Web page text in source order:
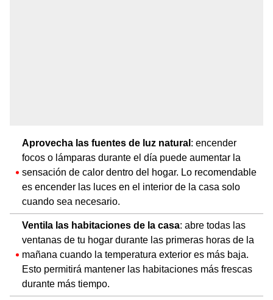
Aprovecha las fuentes de luz natural: encender
focos o lámparas durante el día puede aumentar la
sensación de calor dentro del hogar. Lo recomendable
es encender las luces en el interior de la casa solo
cuando sea necesario.
Ventila las habitaciones de la casa: abre todas las
ventanas de tu hogar durante las primeras horas de la
mañana cuando la temperatura exterior es más baja.
Esto permitirá mantener las habitaciones más frescas
durante más tiempo.